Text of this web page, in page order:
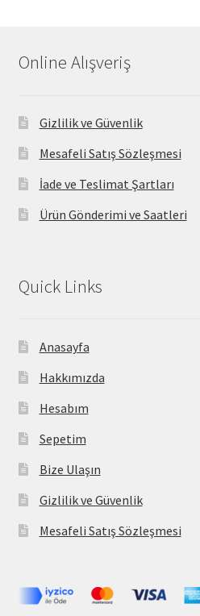
Online Alışveriş
Gizlilik ve Güvenlik
Mesafeli Satış Sözleşmesi
İade ve Teslimat Şartları
Ürün Gönderimi ve Saatleri
Quick Links
Anasayfa
Hakkımızda
Hesabım
Sepetim
Bize Ulaşın
Gizlilik ve Güvenlik
Mesafeli Satış Sözleşmesi